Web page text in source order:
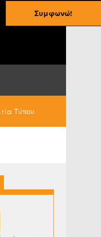
Συμφωνώ!
Τύπου